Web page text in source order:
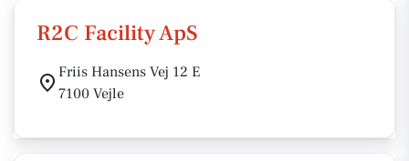
R2C Facility ApS
Friis Hansens Vej 12 E
7100 Vejle